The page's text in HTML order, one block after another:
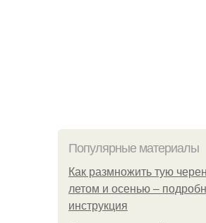
Популярные материалы
Как размножить тую
летом и осенью –
инструкция